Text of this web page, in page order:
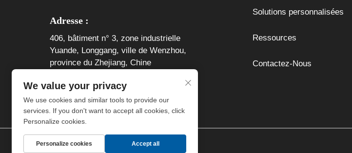
Adresse :
406, bâtiment n° 3, zone industrielle
Yuande, Longgang, ville de Wenzhou,
province du Zhejiang, Chine
Solutions personnalisées
Ressources
Contactez-Nous
We value your privacy
We use cookies and similar tools to provide our
services. If you don't want to accept all cookies, click
Personalize cookies.
Personalize cookies Accept all